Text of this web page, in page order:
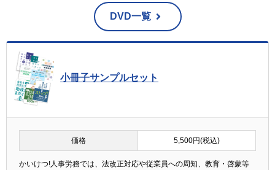
DVD一覧
小冊子サンプルセット
価格 5,500円(税込)
かいけつ!人事労務では、法改正対応や従業員への周知、教育・啓蒙等